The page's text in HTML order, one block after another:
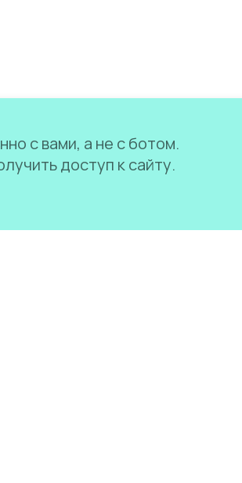
с вами, а не с ботом.
доступ к сайту.